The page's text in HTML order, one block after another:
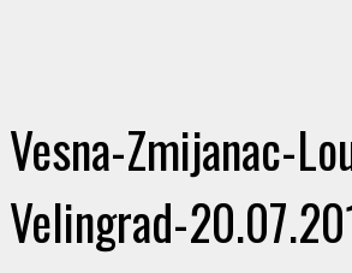
Vesna-Zmijanac-
Velingrad-